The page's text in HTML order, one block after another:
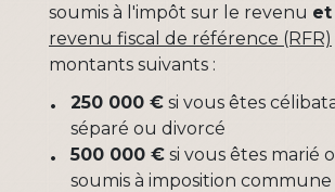
soumis à l'impôt sur le revenu et
revenu fiscal de référence (RFR)
montants suivants :
250 000 € si vous êtes
séparé ou divorcé
500 000 € si vous êtes marié
soumis à imposition commune